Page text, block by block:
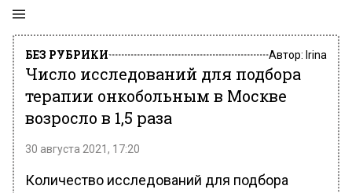
БЕЗ РУБРИКИ Автор: Irina
Число исследований для подбора
терапии онкобольным в Москве
возросло в 1,5 раза
30 августа 2021, 17:20
Количество исследований для подбора